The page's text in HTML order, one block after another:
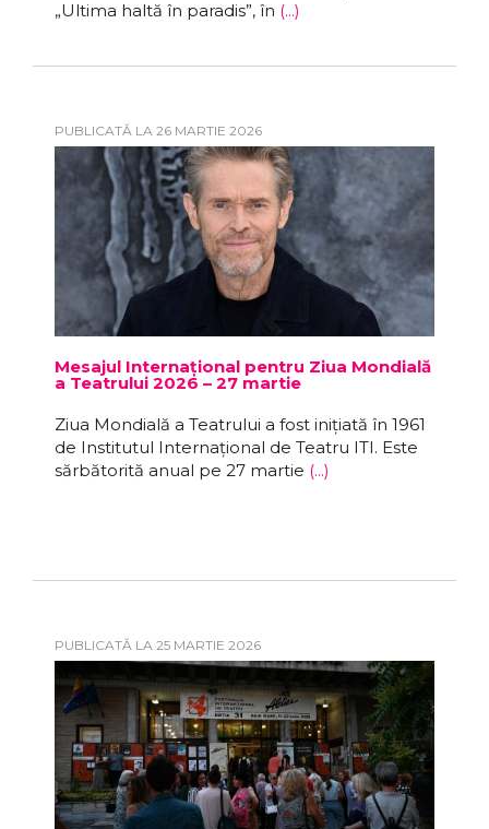
„Ultima haltă în paradis”, în (...)
PUBLICATĂ LA 26 MARTIE 2026
Mesajul Internațional pentru Ziua Mondială
a Teatrului 2026 – 27 martie
Ziua Mondială a Teatrului a fost inițiată în 1961
de Institutul Internațional de Teatru ITI. Este
sărbătorită anual pe 27 martie (...)
PUBLICATĂ LA 25 MARTIE 2026